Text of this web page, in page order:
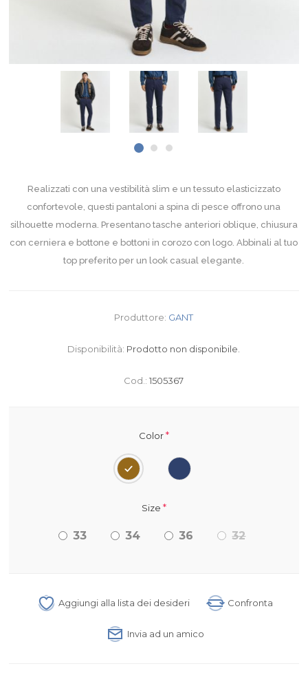
Realizzati con una vestibilità slim e un tessuto elasticizzato
confortevole, questi pantaloni a spina di pesce offrono una
silhouette moderna. Presentano tasche anteriori oblique, chiusura
con cerniera e bottone e bottoni in corozo con logo. Abbinali al tuo
top preferito per un look casual elegante.
Produttore: GANT
Disponibilità: Prodotto non disponibile.
Cod.: 1505367
Color*
Size *
33 34 36 32
Aggiungi alla lista dei desideri Confronta
Invia ad un amico